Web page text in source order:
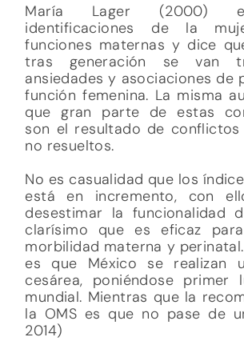
María Lager (2000)
identificaciones de la
funciones maternas y dice
tras generación se van
ansiedades y asociaciones de
función femenina. La misma
que gran parte de estas
son el resultado de conflictos
no resueltos.
No es casualidad que los
está en incremento, con
desestimar la funcionalidad
clarísimo que es eficaz
morbilidad materna y
es que México se realizan
cesárea, poniéndose primer
mundial. Mientras que la
la OMS es que no pase de
2014)